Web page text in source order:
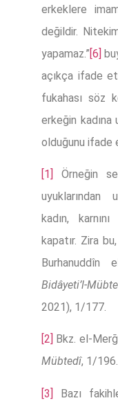
erkeklere
değildir.
yapamaz.”[6]
açıkça ifade
fukahası söz
erkeğin kadına
olduğunu ifade
[1]
Örneğin
uyuklarından
kadın,
kapatır. Zira
Burhanuddîn
Bidâyeti’l-
2021), 1/177.
[2] Bkz. el-
Mübtedî, 1/196.
[3]
Bazı